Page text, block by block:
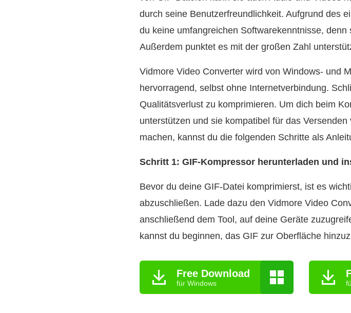
durch seine Benutzerfreundlichkeit. Aufgrund des
du keine umfangreichen Softwarekenntnisse,
Außerdem punktet es mit der großen Zahl
Vidmore Video Converter wird von Windows‑ und
hervorragend, selbst ohne Internetverbindung.
Qualitätsverlust zu komprimieren. Um dich beim
unterstützen und sie kompatibel für das
machen, kannst du die folgenden Schritte als
Schritt 1: GIF‑Kompressor herunterladen und
Bevor du deine GIF‑Datei komprimierst, ist es
abzuschließen. Lade dazu den Vidmore Video
anschließend dem Tool, auf deine Geräte
kannst du beginnen, das GIF zur Oberfläche
Free Download
für Windows